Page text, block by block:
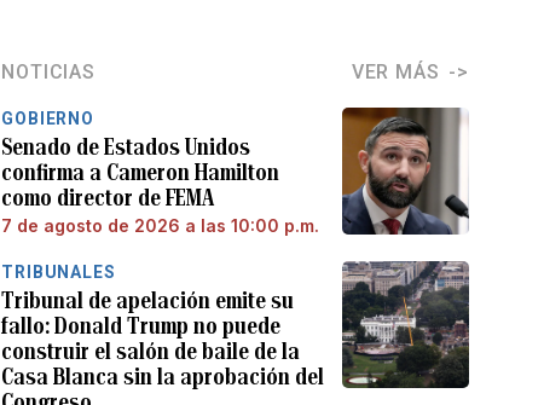
NOTICIAS VER MÁS
GOBIERNO
Senado de Estados Unidos
confirma a Cameron Hamilton
como director de FEMA
7 de agosto de 2026 a las 10:00 p.m.
TRIBUNALES
Tribunal de apelación emite su
fallo: Donald Trump no puede
construir el salón de baile de la
Casa Blanca sin la aprobación del